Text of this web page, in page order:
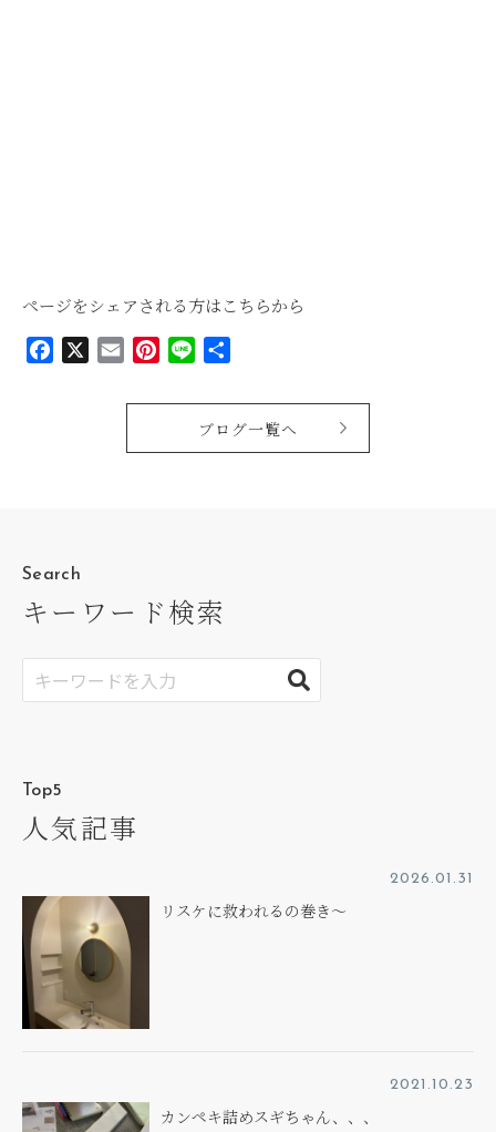
ページをシェアされる方はこちらから
Facebook EmailPinterest
Line
ブログ一覧へ
Search
キーワード検索
Top5
人気記事
2026.01.31
リスケに救われるの巻き～
2021.10.23
カンペキ詰めスギちゃん、、、